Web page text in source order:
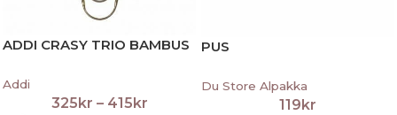
ADDI CRASY TRIO BAMBUS
Addi
325kr – 415kr
PUS
Du Store Alpakka
119kr